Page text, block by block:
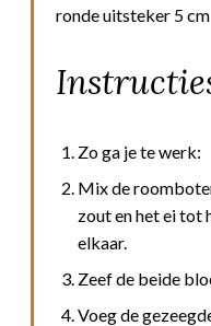
ronde uitsteker 5 cm
Zo ga je te werk:
Mix de
zout en het ei tot
elkaar.
Zeef de beide
Voeg de